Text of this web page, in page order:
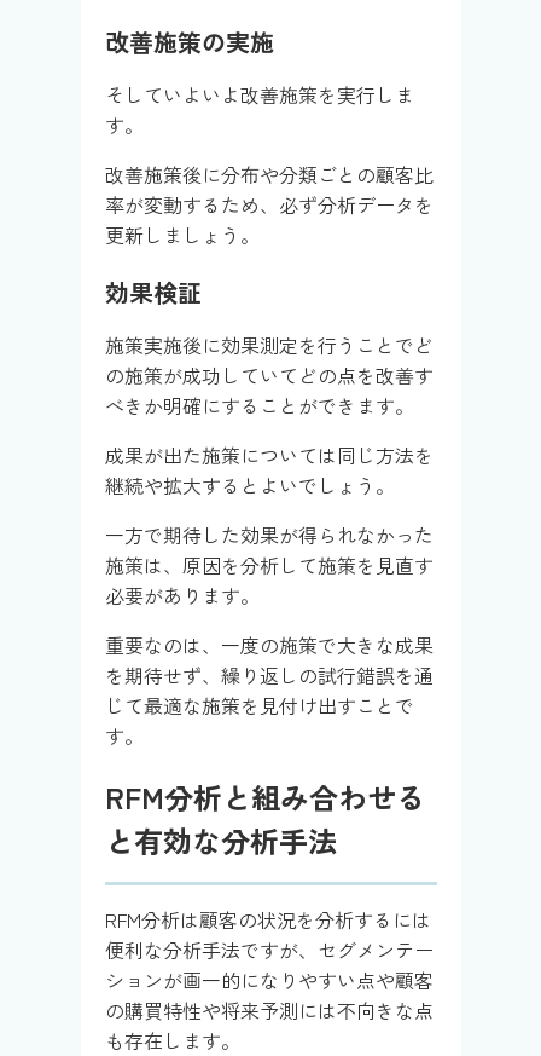
改善施策の実施
そしていよいよ改善施策を実行しま
す。
改善施策後に分布や分類ごとの顧客比
率が変動するため、必ず分析データを
更新しましょう。
効果検証
施策実施後に効果測定を行うことでど
の施策が成功していてどの点を改善す
べきか明確にすることができます。
成果が出た施策については同じ方法を
継続や拡大するとよいでしょう。
一方で期待した効果が得られなかった
施策は、原因を分析して施策を見直す
必要があります。
重要なのは、一度の施策で大きな成果
を期待せず、繰り返しの試行錯誤を通
じて最適な施策を見付け出すことで
す。
RFM分析と組み合わせる
と有効な分析手法
RFM分析は顧客の状況を分析するには
便利な分析手法ですが、セグメンテー
ションが画一的になりやすい点や顧客
の購買特性や将来予測には不向きな点
も存在します。